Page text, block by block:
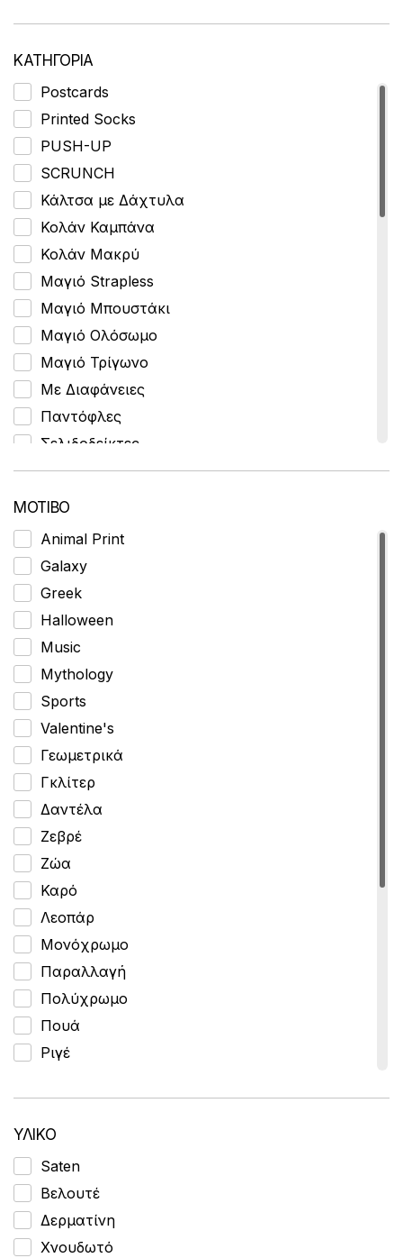
ΚΑΤΗΓΟΡΙΑ
Postcards
Printed Socks
PUSH-UP
SCRUNCH
Κάλτσα με Δάχτυλα
Κολάν Καμπάνα
Κολάν Μακρύ
Μαγιό Strapless
Μαγιό Μπουστάκι
Μαγιό Ολόσωμο
Μαγιό Τρίγωνο
Με Διαφάνειες
Παντόφλες
Σελιδοδείκτες
Σετ Μπικίνι
Φαρδύ Λάστιχο Μέσης
Crazy Socks
Κάλτσες Αόρατες
Κάλτσες Δίχτυ
Κάλτσες Μεσαίες
Κάλτσες Πάνω από το Γόνατο
Κάλτσες Ψηλές
Κοντομάνικες Πιτζάμες
Μακρυμάνικες Πιτζάμες
Μπόξερ
Φανελάκια Αμάνικα
Φανελάκια Κοντομάνικα
ΜΟΤΙΒΟ
Animal Print
Galaxy
Greek
Halloween
Music
Mythology
Sports
Valentine's
Γεωμετρικά
Γκλίτερ
Δαντέλα
Ζεβρέ
Ζώα
Καρό
Λεοπάρ
Μονόχρωμο
Παραλλαγή
Πολύχρωμο
Πουά
Ριγέ
Τέχνη
Φαγητά
Φιόγκο
Φλοράλ
Φράσεις
ΥΛΙΚΟ
Saten
Βελουτέ
Δερματίνη
Χνουδωτό